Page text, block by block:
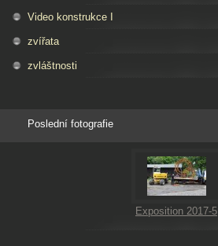
Video konstrukce I
zvířata
zvláštnosti
Poslední fotografie
Exposition 2017-5